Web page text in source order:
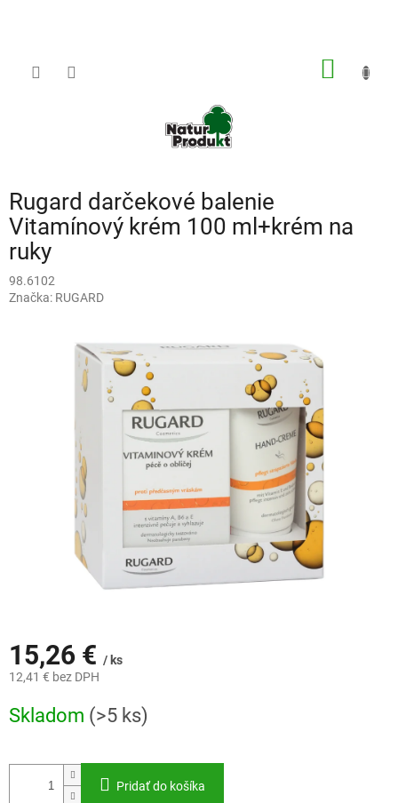
Rugard darčekové balenie
Vitamínový krém 100 ml+krém na
ruky
98.6102
Značka: RUGARD
15,26 € / ks
12,41 € bez DPH
cena:
Skladom (>5 ks)
Pridať do košíka